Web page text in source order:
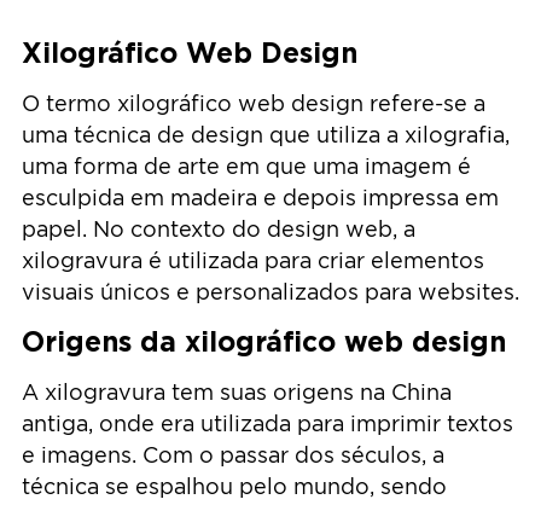
Xilográfico Web Design
O termo xilográfico web design refere-se a
uma técnica de design que utiliza a xilografia,
uma forma de arte em que uma imagem é
esculpida em madeira e depois impressa em
papel. No contexto do design web, a
xilogravura é utilizada para criar elementos
visuais únicos e personalizados para websites.
Origens da xilográfico web design
A xilogravura tem suas origens na China
antiga, onde era utilizada para imprimir textos
e imagens. Com o passar dos séculos, a
técnica se espalhou pelo mundo, sendo